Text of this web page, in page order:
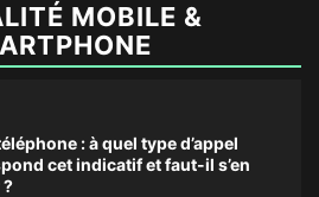
MOBILE &
: à quel type d’appel
cet indicatif et faut-il s’en